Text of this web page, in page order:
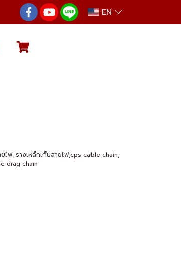
EN
ไฟ, รางเหล็กเก็บสายไฟ,cps cable chain,
drag chain